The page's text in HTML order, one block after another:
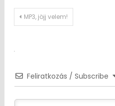
Post
MP3, jöjj velem!
Feliratkozás / Subscribe